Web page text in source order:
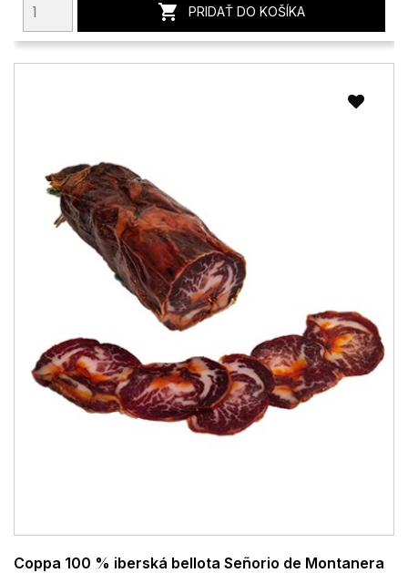
 PRIDAŤ DO KOŠÍKA
Coppa 100 % iberská bellota Señorio de Montanera